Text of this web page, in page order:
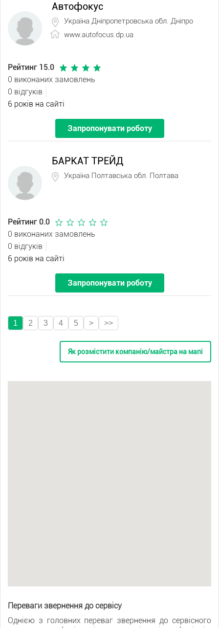
Автофокус
Україна Дніпропетровська обл. Дніпро
www.autofocus.dp.ua
Рейтинг 15.0
0 виконаних замовлень
0 відгуків
6 років на сайті
Запропонувати роботу
БАРКАТ ТРЕЙД
Україна Полтавська обл. Полтава
Рейтинг 0.0
0 виконаних замовлень
0 відгуків
6 років на сайті
Запропонувати роботу
1 2 3 4 5 > >>
Як розмістити компанію/майстра на мапі
Переваги звернення до сервісу
Однією з головних переваг звернення до сервісного